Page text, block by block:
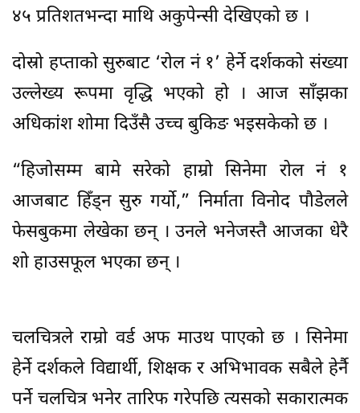
४५ प्रतिशतभन्दा माथि अकुपेन्सी देखिएको छ ।
दोस्रो हप्ताको सुरुबाट ‘रोल नं १’ हेर्ने दर्शकको संख्या
उल्लेख्य रूपमा वृद्धि भएको हो । आज साँझका
अधिकांश शोमा दिउँसै उच्च बुकिङ भइसकेको छ ।
“हिजोसम्म बामे सरेको हाम्रो सिनेमा रोल नं १
आजबाट हिँड्न सुरु गर्यो,” निर्माता विनोद पौडेलले
फेसबुकमा लेखेका छन् । उनले भनेजस्तै आजका धेरै
शो हाउसफूल भएका छन् ।
चलचित्रले राम्रो वर्ड अफ माउथ पाएको छ । सिनेमा
हेर्ने दर्शकले विद्यार्थी, शिक्षक र अभिभावक सबैले हेर्नै
पर्ने चलचित्र भनेर तारिफ गरेपछि त्यसको सकारात्मक